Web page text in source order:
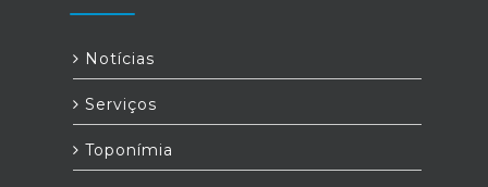
Notícias
Serviços
Toponímia